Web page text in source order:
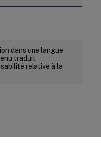
dans une langue
traduit
relative à la